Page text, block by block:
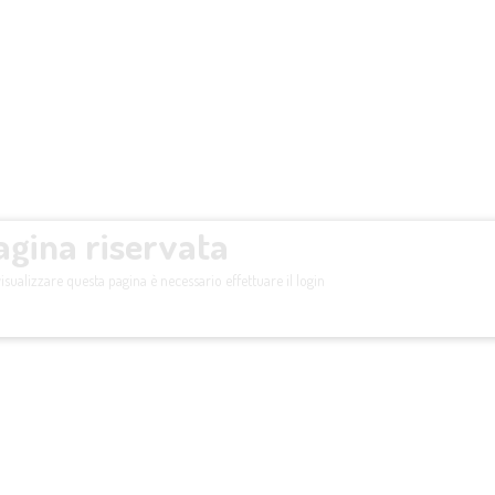
riservata
questa pagina è necessario effettuare il login